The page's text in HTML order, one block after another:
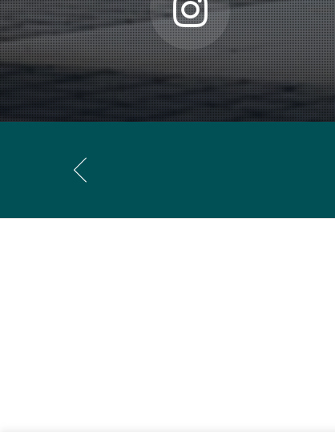
En cuanto a Francis Poulenc (1899-1963),
Ravel y Stravinsky, amaba profundamente la
El presente disco, además de incluir tres
redescubrimiento de muchas músicas de los
ElConcert champêtrede Poulenc se sitúa en
Ofrecemos a continuación, siguiendo el orden